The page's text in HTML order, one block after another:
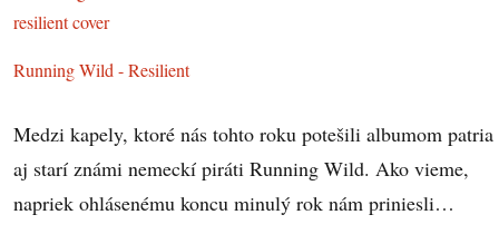
Running Wild - Resilient
Medzi kapely, ktoré nás tohto roku potešili albumom patria
aj starí známi nemeckí piráti Running Wild. Ako vieme,
napriek ohlásenému koncu minulý rok nám priniesli…